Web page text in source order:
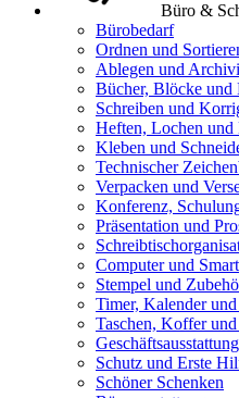
Büro &
Bürobedarf
Ordnen und
Ablegen und
Bücher, Blöcke und
Schreiben und
Heften, Lochen und
Kleben und
Technischer
Verpacken und
Konferenz,
Präsentation und
Computer und
Stempel und
Timer, Kalender und
Taschen, Koffer
Geschäftsausstattung
Schutz und Erste
Schöner Schenken